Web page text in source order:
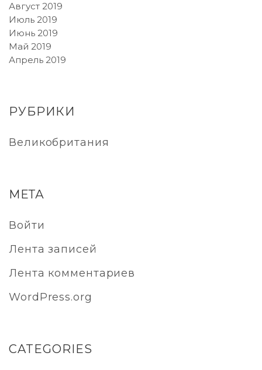
Август 2019
Июль 2019
Июнь 2019
Май 2019
Апрель 2019
РУБРИКИ
Великобритания
МЕТА
Войти
Лента записей
Лента комментариев
WordPress.org
CATEGORIES